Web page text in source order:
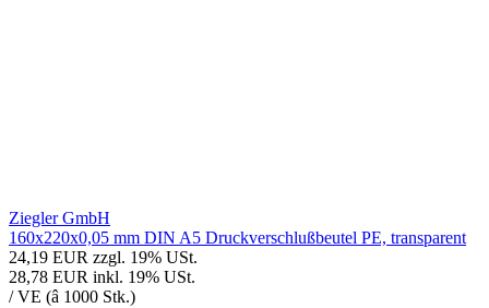
Ziegler GmbH
160x220x0,05 mm DIN A5 Druckverschlußbeutel PE, transparent
24,19 EUR zzgl. 19% USt.
28,78 EUR inkl. 19% USt.
/ VE (â 1000 Stk.)